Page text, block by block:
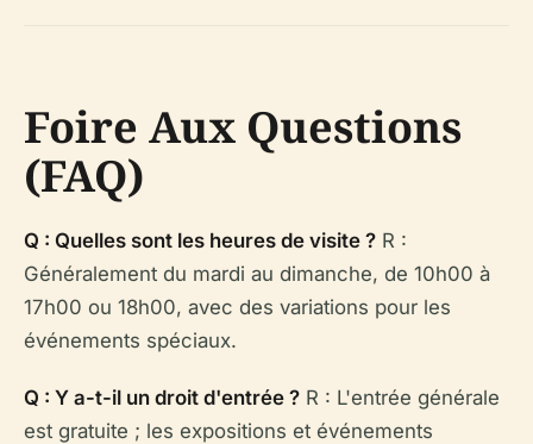
Foire Aux Questions
(FAQ)
Q : Quelles sont les heures de visite ? R :
Généralement du mardi au dimanche, de 10h00 à
17h00 ou 18h00, avec des variations pour les
événements spéciaux.
Q : Y a-t-il un droit d'entrée ? R : L'entrée générale
est gratuite ; les expositions et événements